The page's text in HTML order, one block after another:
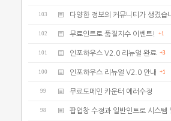
103 다양한 정보의 커뮤니티가 생겼습
102 무료인트로 품질지수 이벤트! +1
101 인포하우스 V2.0 리뉴얼 완료 +3
100 인포하우스 리뉴얼 V2.0 안내 +1
99 무료도메인 카운터 에러수정
98 팝업창 수정과 일반인트로 시스템